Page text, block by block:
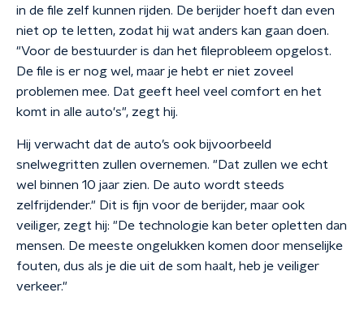
in de file zelf kunnen rijden. De berijder hoeft dan even
niet op te letten, zodat hij wat anders kan gaan doen.
"Voor de bestuurder is dan het fileprobleem opgelost.
De file is er nog wel, maar je hebt er niet zoveel
problemen mee. Dat geeft heel veel comfort en het
komt in alle auto's", zegt hij.
Hij verwacht dat de auto’s ook bijvoorbeeld
snelwegritten zullen overnemen. "Dat zullen we echt
wel binnen 10 jaar zien. De auto wordt steeds
zelfrijdender." Dit is fijn voor de berijder, maar ook
veiliger, zegt hij: "De technologie kan beter opletten dan
mensen. De meeste ongelukken komen door menselijke
fouten, dus als je die uit de som haalt, heb je veiliger
verkeer."